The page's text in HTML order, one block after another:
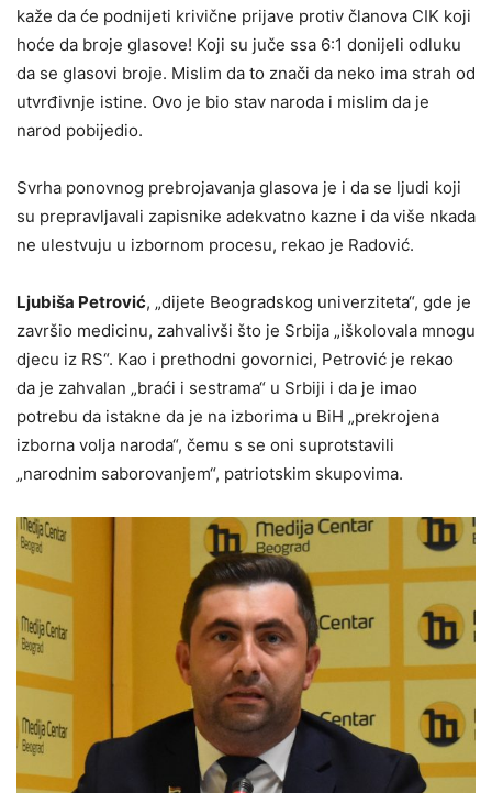
kaže da će podnijeti krivične prijave protiv članova CIK koji
hoće da broje glasove! Koji su juče ssa 6:1 donijeli odluku
da se glasovi broje. Mislim da to znači da neko ima strah od
utvrđivnje istine. Ovo je bio stav naroda i mislim da je
narod pobijedio.
Svrha ponovnog prebrojavanja glasova je i da se ljudi koji
su prepravljavali zapisnike adekvatno kazne i da više nkada
ne ulestvuju u izbornom procesu, rekao je Radović.
Ljubiša Petrović, „dijete Beogradskog univerziteta“, gde je
završio medicinu, zahvalivši što je Srbija „iškolovala mnogu
djecu iz RS“. Kao i prethodni govornici, Petrović je rekao
da je zahvalan „braći i sestrama“ u Srbiji i da je imao
potrebu da istakne da je na izborima u BiH „prekrojena
izborna volja naroda“, čemu s se oni suprotstavili
„narodnim saborovanjem“, patriotskim skupovima.